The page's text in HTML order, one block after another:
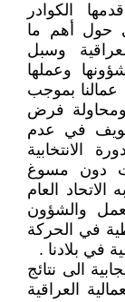
الكوادر
حول أهم ما
وسبل
وعملها
عمالنا بموجب
الامر الديواني 8750 في 8 / 8 / 205 ومحاولة فرض
في عدم
الانتخابية
عدة مرات دون مسوغ
العام
والشؤون
في الحركة
في بلادنا .
الى نتائج
العراقية